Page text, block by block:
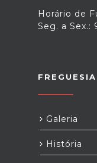
Horário de
Seg. a Sex.:
FREGUESIA
Galeria
História